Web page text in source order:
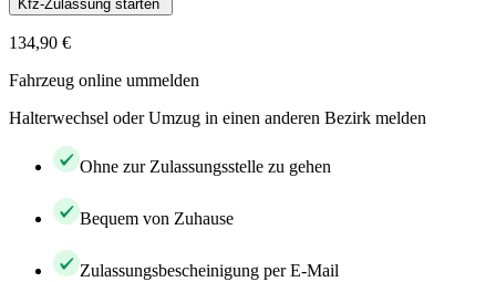
Kfz-Zulassung starten
134,90 €
Fahrzeug online ummelden
Halterwechsel oder Umzug in einen anderen Bezirk melden
Ohne zur Zulassungsstelle zu gehen
Bequem von Zuhause
Zulassungsbescheinigung per E-Mail